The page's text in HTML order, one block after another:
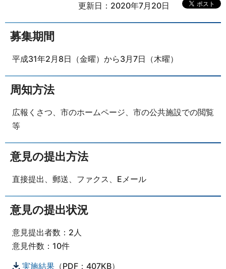
更新日：2020年7月20日
募集期間
平成31年2月8日（金曜）から3月7日（木曜）
周知方法
広報くさつ、市のホームページ、市の公共施設での閲覧
等
意見の提出方法
直接提出、郵送、ファクス、Eメール
意見の提出状況
意見提出者数：2人
意見件数：10件
実施結果（PDF：407KB）